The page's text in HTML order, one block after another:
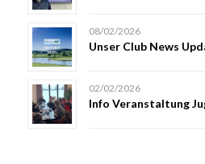
08/02/2026
Unser Club News
02/02/2026
Info Veranstaltung